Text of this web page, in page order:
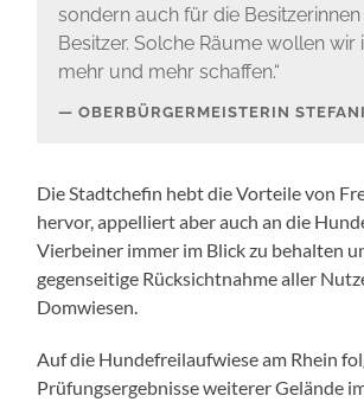
sondern auch für die
Besitzer. Solche Räume wollen wir
mehr und mehr schaffen.“
OBERBÜRGERMEISTERIN
Die Stadtchefin hebt die Vorteile von
hervor, appelliert aber auch an die
Vierbeiner immer im Blick zu behalten
gegenseitige Rücksichtnahme aller
Domwiesen.
Auf die Hundefreilaufwiese am Rhein
Prüfungsergebnisse weiterer Gelände